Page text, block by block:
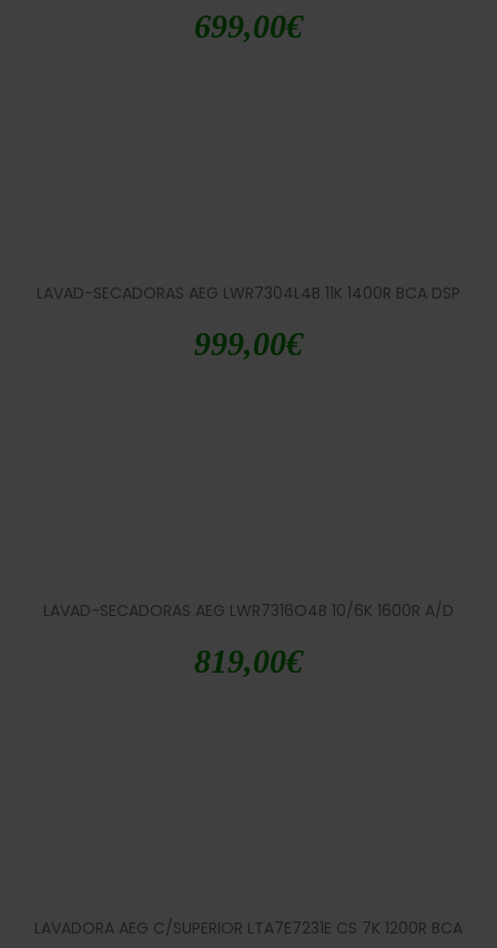
699,00€
LAVAD-SECADORAS AEG LWR7304L4B 11K 1400R BCA DSP
999,00€
LAVAD-SECADORAS AEG LWR7316O4B 10/6K 1600R A/D
819,00€
LAVADORA AEG C/SUPERIOR LTA7E7231E CS 7K 1200R BCA